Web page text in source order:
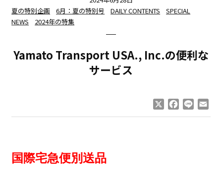
夏の特別企画
6月：夏の特別号 DAILY CONTENTS
SPECIAL
NEWS
2024年の特集
Yamato Transport USA., Inc.の便利な
サービス
Facebook
Line
国際宅急便別送品